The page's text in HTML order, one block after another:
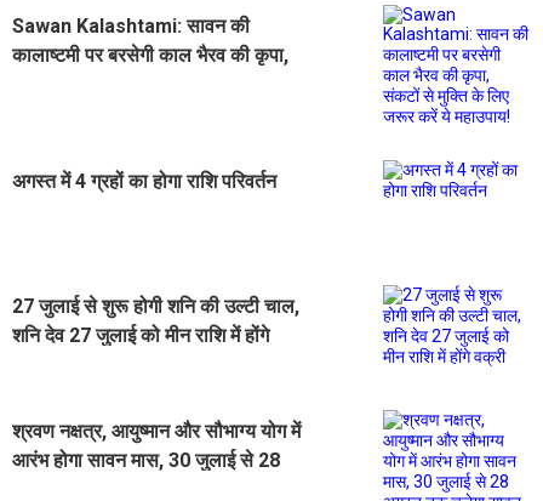
Sawan Kalashtami: सावन की
कालाष्टमी पर बरसेगी काल भैरव की कृपा,
अगस्त में 4 ग्रहों का होगा राशि परिवर्तन
27 जुलाई से शुरू होगी शनि की उल्टी चाल,
शनि देव 27 जुलाई को मीन राशि में होंगे
श्रवण नक्षत्र, आयुष्मान और सौभाग्य योग में
आरंभ होगा सावन मास, 30 जुलाई से 28